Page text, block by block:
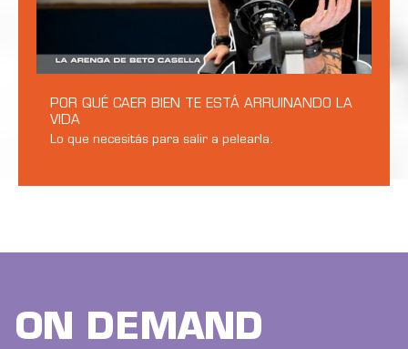
POR QUÉ CAER BIEN TE ESTÁ ARRUINANDO LA
VIDA
Lo que necesitás para salir a pelearla.
ON DEMAND